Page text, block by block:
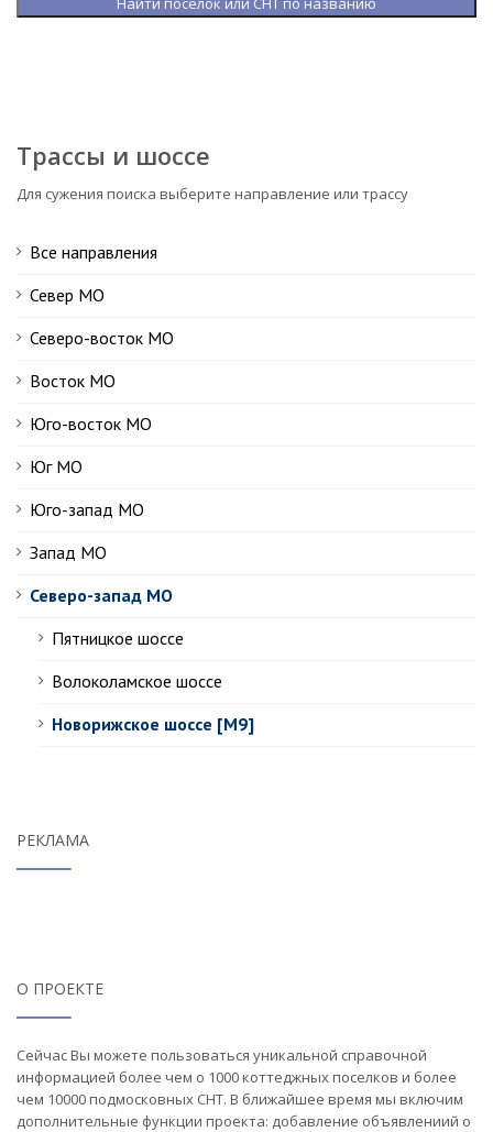
Трассы и шоссе
Для сужения поиска выберите направление или трассу
Все направления
Север МО
Северо-восток МО
Восток МО
Юго-восток МО
Юг МО
Юго-запад МО
Запад МО
Северо-запад МО
Пятницкое шоссе
Волоколамское шоссе
Новорижское шоссе [М9]
РЕКЛАМА
О ПРОЕКТЕ
Сейчас Вы можете пользоваться уникальной справочной
информацией более чем о 1000 коттеджных поселков и более
чем 10000 подмосковных СНТ. В ближайшее время мы включим
дополнительные функции проекта: добавление объявлениий о